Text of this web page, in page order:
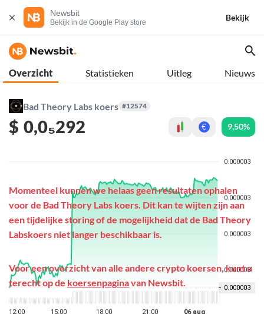
Newsbit
Bekijk in de Google Play store
Bekijk
Overzicht Statistieken Uitleg Nieuws
Bad Theory Labs koers #12574
$ 0,0₅292 € 9,50%
Momenteel kunnen we helaas geen resultaten ophalen
voor de Bad Theory Labs koers. Dit kan te wijten zijn aan
een tijdelijke storing of de mogelijkheid dat de Bad Theory
Labskoers niet langer beschikbaar is.
Voor een overzicht van alle andere crypto koersen, kunt u
terecht op de koersenpaginavan Newsbit.